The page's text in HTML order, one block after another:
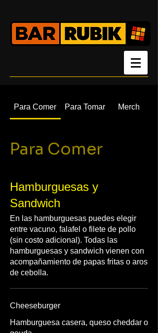
Para Comer Para Tomar Merch
Para Comer
Hamburguesas y
Sandwich
En las hamburguesas puedes elegir
entre vacuno, falafel o filete de pollo
(sin costo adicional). Todas las
hamburguesas y sandwich vienen con
acompañamiento de papas fritas o aros
Cheeseburger
Hamburguesa casera, queso cheddar o